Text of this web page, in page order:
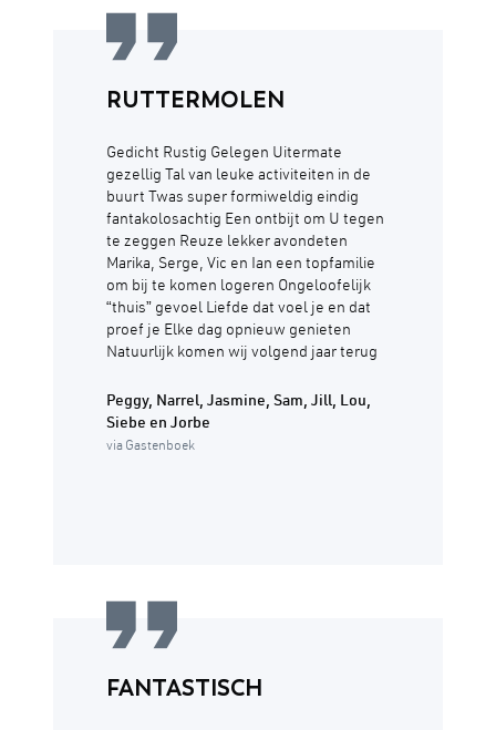
RUTTERMOLEN
Gedicht Rustig Gelegen Uitermate
gezellig Tal van leuke activiteiten in de
buurt Twas super formiweldig eindig
fantakolosachtig Een ontbijt om U tegen
te zeggen Reuze lekker avondeten
Marika, Serge, Vic en Ian een topfamilie
om bij te komen logeren Ongeloofelijk
“thuis” gevoel Liefde dat voel je en dat
proef je Elke dag opnieuw genieten
Natuurlijk komen wij volgend jaar terug
Peggy, Narrel, Jasmine, Sam, Jill, Lou,
Siebe en Jorbe
via Gastenboek
FANTASTISCH